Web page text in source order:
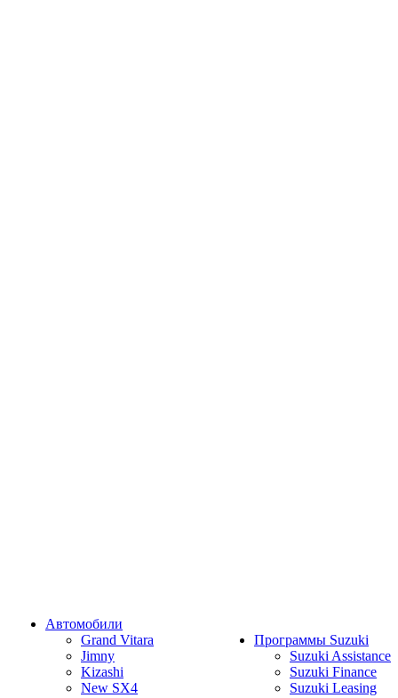
Автомобили
Grand Vitara
Jimny
Kizashi
New SX4
Программы Suzuki
Suzuki Assistance
Suzuki Finance
Suzuki Leasing